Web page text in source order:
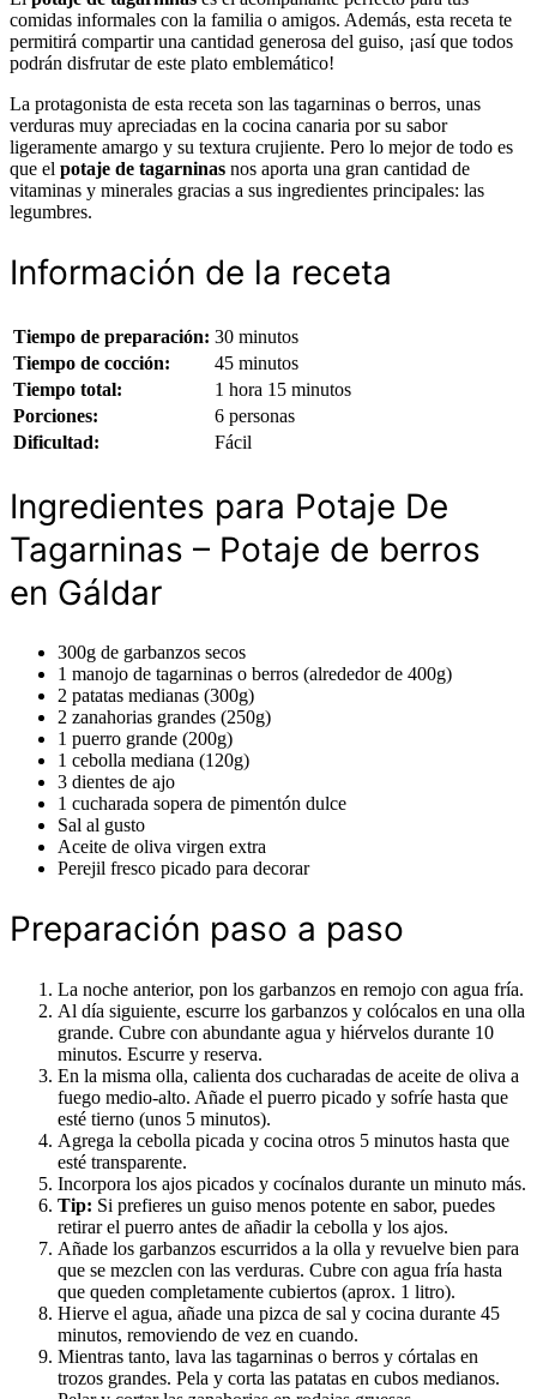
comidas informales con la familia o amigos. Además, esta receta te
permitirá compartir una cantidad generosa del guiso, ¡así que todos
podrán disfrutar de este plato emblemático!
La protagonista de esta receta son las tagarninas o berros, unas
verduras muy apreciadas en la cocina canaria por su sabor
ligeramente amargo y su textura crujiente. Pero lo mejor de todo es
que el potaje de tagarninas nos aporta una gran cantidad de
vitaminas y minerales gracias a sus ingredientes principales: las
legumbres.
Información de la receta
Tiempo de preparación: 30 minutos
Tiempo de cocción:
45 minutos
Tiempo total:
1 hora 15 minutos
Porciones:
6 personas
Dificultad:
Fácil
Ingredientes para Potaje De
Tagarninas – Potaje de berros
en Gáldar
300g de garbanzos secos
1 manojo de tagarninas o berros (alrededor de 400g)
2 patatas medianas (300g)
2 zanahorias grandes (250g)
1 puerro grande (200g)
1 cebolla mediana (120g)
3 dientes de ajo
1 cucharada sopera de pimentón dulce
Sal al gusto
Aceite de oliva virgen extra
Perejil fresco picado para decorar
Preparación paso a paso
La noche anterior, pon los garbanzos en remojo con agua fría.
Al día siguiente, escurre los garbanzos y colócalos en una olla
grande. Cubre con abundante agua y hiérvelos durante 10
minutos. Escurre y reserva.
En la misma olla, calienta dos cucharadas de aceite de oliva a
fuego medio-alto. Añade el puerro picado y sofríe hasta que
esté tierno (unos 5 minutos).
Agrega la cebolla picada y cocina otros 5 minutos hasta que
esté transparente.
Incorpora los ajos picados y cocínalos durante un minuto más.
Tip: Si prefieres un guiso menos potente en sabor, puedes
retirar el puerro antes de añadir la cebolla y los ajos.
Añade los garbanzos escurridos a la olla y revuelve bien para
que se mezclen con las verduras. Cubre con agua fría hasta
que queden completamente cubiertos (aprox. 1 litro).
Hierve el agua, añade una pizca de sal y cocina durante 45
minutos, removiendo de vez en cuando.
Mientras tanto, lava las tagarninas o berros y córtalas en
trozos grandes. Pela y corta las patatas en cubos medianos.